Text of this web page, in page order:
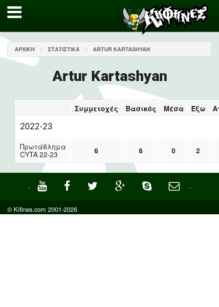
ΑΡΧΙΚΉ ΣΤΑΤΙΣΤΙΚΆ ARTUR KARTASHYAN
Artur Kartashyan
Συμμετοχές Βασικός Μέσα Έξω
2022-23
Πρωτάθλημα
CYTA 22-23
6 6 0 2
· ·
© Kifines.com 2001-2026